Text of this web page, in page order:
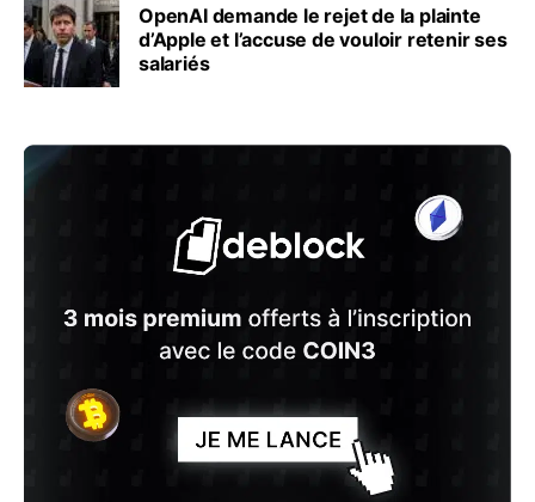
OpenAI demande le rejet de la plainte
d’Apple et l’accuse de vouloir retenir ses
salariés